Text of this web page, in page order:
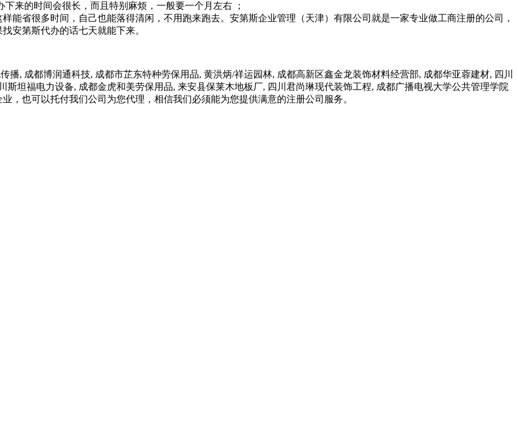
来的时间会很长，而且特别麻烦，一般要一个月左右 ；
能省很多时间，自己也能落得清闲，不用跑来跑去。安第斯企业管理（天津）有限公司就是一家专业做工商注册的公司，
安第斯代办的话七天就能下来。
成都博润通科技, 成都市芷东特种劳保用品, 黄洪炳/祥运园林, 成都高新区鑫金龙装饰材料经营部, 成都华亚蓉建材, 四川
坦福电力设备, 成都金虎和美劳保用品, 来安县保莱木地板厂, 四川君尚琳现代装饰工程, 成都广播电视大学公共管理学院
，也可以托付我们公司为您代理，相信我们必须能为您提供满意的注册公司服务。